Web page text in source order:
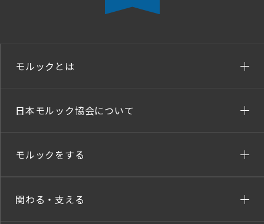
モルックとは
日本モルック協会について
モルックをする
関わる・支える